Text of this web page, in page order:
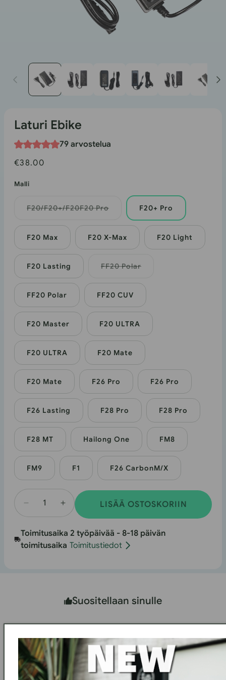
Laturi Ebike
79 arvostelua
Normaali
€38.00
Malli
F20/F20+/F20F20 Pro
tai
saatavilla
F20+ Pro
F20 Max F20 X-Max F20 Light
F20 Lasting FF20 Polar
ei
saatavilla
FF20 Polar FF20 CUV
F20 Master F20 ULTRA
F20 ULTRA F20 Mate
F20 Mate F26 Pro F26 Pro
F26 Lasting F28 Pro F28 Pro
F28 MT Hailong One FM8
FM9 F1 F26 CarbonM/X
Vähennä
tuotteelle
Ebike
Lisää
määrä
tuotteelle
Laturi
LISÄÄ OSTOSKORIIN
Toimitusaika 2 työpäivää - 8-18 päivän
toimitusaika Toimitustiedot
Suositellaan sinulle
ilmapumppu
€169.00
OSTA NYT